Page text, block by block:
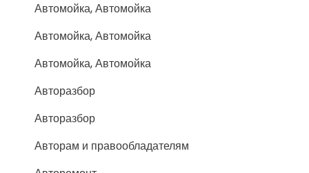
Автомойка, Автомойка
Автомойка, Автомойка
Автомойка, Автомойка
Авторазбор
Авторазбор
Авторам и правообладателям